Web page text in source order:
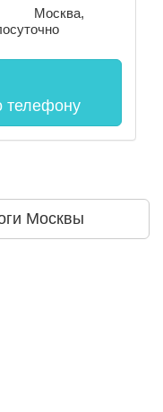
Москва,
телефону
Москвы